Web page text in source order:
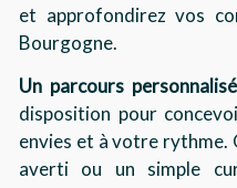
et approfondirez vos
Bourgogne.
Un parcours
disposition pour
envies et à votre rythme.
averti ou un simple